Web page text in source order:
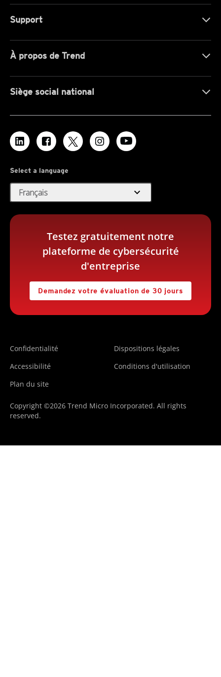
Support
À propos de Trend
Siège social national
Select a language
Français expand_more
Testez gratuitement notre
plateforme de cybersécurité
d'entreprise
Demandez votre évaluation de 30 jours
Confidentialité
Dispositions légales
Accessibilité
Conditions d'utilisation
Plan du site
Copyright ©2026 Trend Micro Incorporated. All rights
reserved.